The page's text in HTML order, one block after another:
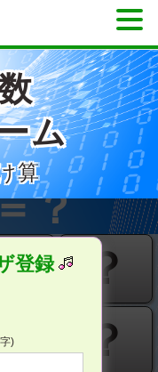
ム
算
？
？
？
登録
)